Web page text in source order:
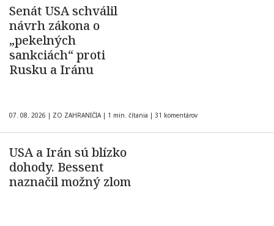
Senát USA schválil
návrh zákona o
„pekelných
sankciách“ proti
Rusku a Iránu
07. 08. 2026 | ZO ZAHRANIČIA | 1 min. čítania | 31 komentárov
USA a Irán sú blízko
dohody. Bessent
naznačil možný zlom